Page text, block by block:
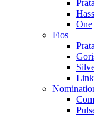
Prata
One
Fios
Prata
Link